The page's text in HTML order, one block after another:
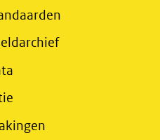
in
(opent
venster)
in